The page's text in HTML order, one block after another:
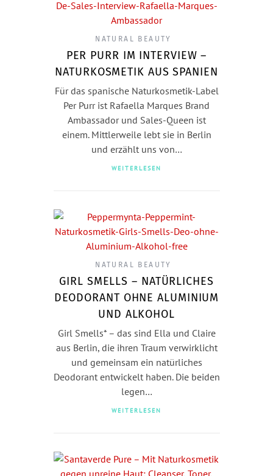
NATURAL BEAUTY
PER PURR IM INTERVIEW –
NATURKOSMETIK AUS SPANIEN
Für das spanische Naturkosmetik-Label
Per Purr ist Rafaella Marques Brand
Ambassador und Sales-Queen ist
einem. Mittlerweile lebt sie in Berlin
und erzählt uns von…
WEITERLESEN
NATURAL BEAUTY
GIRL SMELLS – NATÜRLICHES
DEODORANT OHNE ALUMINIUM
UND ALKOHOL
Girl Smells* – das sind Ella und Claire
aus Berlin, die ihren Traum verwirklicht
und gemeinsam ein natürliches
Deodorant entwickelt haben. Die beiden
legen…
WEITERLESEN